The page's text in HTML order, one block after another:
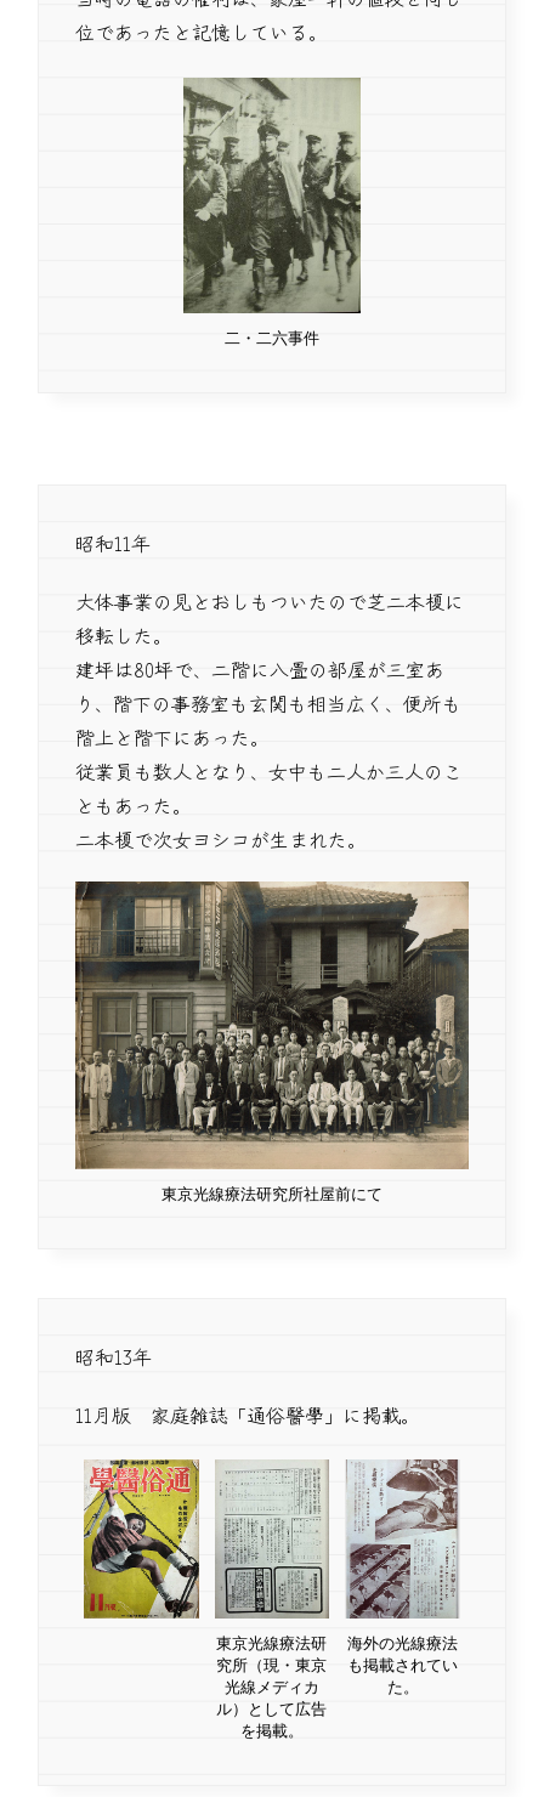
位であったと記憶している。
二・二六事件
昭和11年
大体事業の見とおしもついたので芝二本榎に
移転した。
建坪は80坪で、二階に八畳の部屋が三室あ
り、階下の事務室も玄関も相当広く、便所も
階上と階下にあった。
従業員も数人となり、女中も二人か三人のこ
ともあった。
二本榎で次女ヨシコが生まれた。
東京光線療法研究所社屋前にて
昭和13年
11月版 家庭雑誌「通俗醫學」に掲載。
東京光線療法研
究所（現・東京
光線メディカ
ル）として広告
を掲載。
海外の光線療法
も掲載されてい
た。